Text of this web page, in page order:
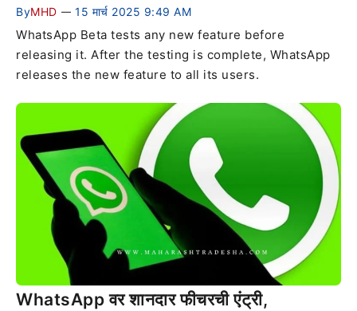
ByMHD — 15 मार्च 2025 9:49 AM
WhatsApp Beta tests any new feature before
releasing it. After the testing is complete, WhatsApp
releases the new feature to all its users.
WhatsApp वर शानदार फीचरची एंट्री,